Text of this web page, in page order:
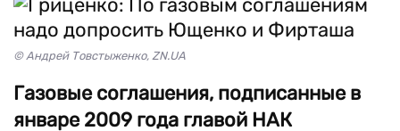
© Андрей Товстыженко, ZN.UA
Газовые соглашения, подписанные в
январе 2009 года главой НАК